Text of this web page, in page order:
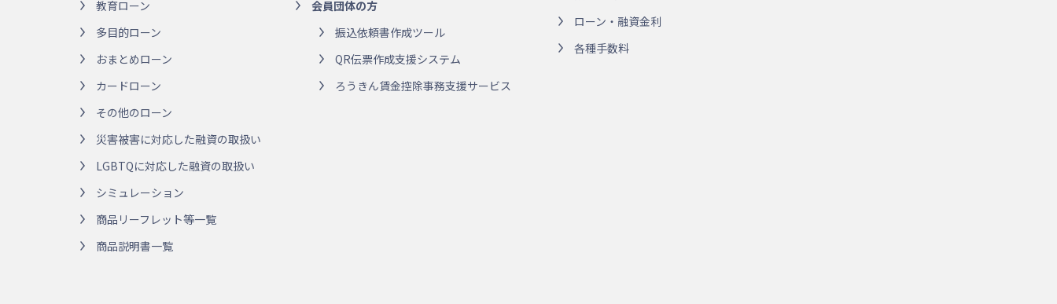
教育ローン
多目的ローン
おまとめローン
カードローン
その他のローン
災害被害に対応した融資の取扱い
LGBTQに対応した融資の取扱い
シミュレーション
商品リーフレット等一覧
商品説明書一覧
会員団体の方
振込依頼書作成ツール
QR伝票作成支援システム
ろうきん賃金控除事務支援サービス
ローン・融資金利
各種手数料